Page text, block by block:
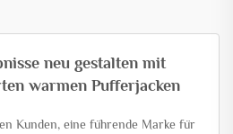
neu gestalten mit
warmen Pufferjacken
Kunden, eine führende Marke für